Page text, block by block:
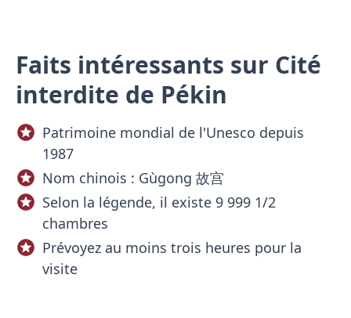
Faits intéressants sur Cité
interdite de Pékin
Patrimoine mondial de l'Unesco depuis
1987
Nom chinois : Gùgong 故宫
Selon la légende, il existe 9 999 1/2
chambres
Prévoyez au moins trois heures pour la
visite